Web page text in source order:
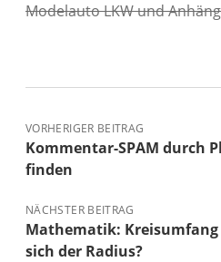
Modelauto LKW und
VORHERIGER BEITRAG
Kommentar-SPAM durch
finden
NÄCHSTER BEITRAG
Mathematik:
sich der Radius?